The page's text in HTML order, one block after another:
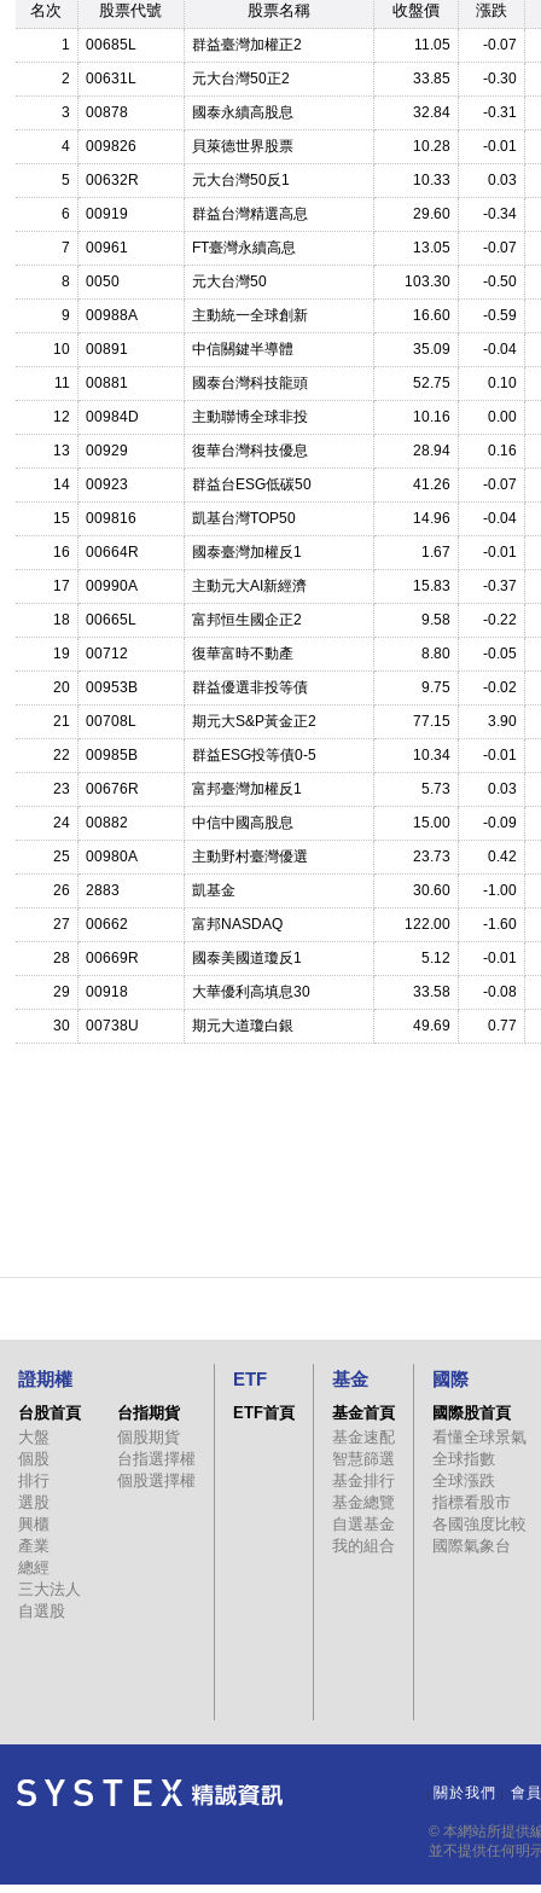
名次
股票代號 股票名稱 收盤價 漲跌
1 00685L 群益臺灣加權正2 11.05
-0.07
2
00631L 元大台灣50正2 33.85
-0.30
3
00878 國泰永續高股息 32.84
-0.31
4
009826 貝萊德世界股票 10.28
-0.01
5
00632R 元大台灣50反1 10.33
0.03
6
00919 群益台灣精選高息 29.60
-0.34
7
00961 FT臺灣永續高息 13.05
-0.07
8
0050 元大台灣50 103.30
-0.50
9
00988A 主動統一全球創新 16.60
-0.59
10
00891 中信關鍵半導體 35.09
-0.04
11
00881 國泰台灣科技龍頭 52.75
0.10
12
00984D 主動聯博全球非投 10.16
0.00
13
00929 復華台灣科技優息 28.94
0.16
14
00923 群益台ESG低碳50 41.26
-0.07
15
009816 凱基台灣TOP50 14.96
-0.04
16
00664R 國泰臺灣加權反1 1.67
-0.01
17
00990A 主動元大AI新經濟 15.83
-0.37
18
00665L 富邦恒生國企正2 9.58
-0.22
19
00712 復華富時不動產 8.80
-0.05
20
00953B 群益優選非投等債 9.75
-0.02
21
00708L 期元大S&P黃金正2 77.15
3.90
22
00985B 群益ESG投等債0-5 10.34
-0.01
23
00676R 富邦臺灣加權反1 5.73
0.03
24
00882 中信中國高股息 15.00
-0.09
25
00980A 主動野村臺灣優選 23.73
0.42
26
2883 凱基金 30.60
-1.00
27
00662 富邦NASDAQ 122.00
-1.60
28
00669R 國泰美國道瓊反1 5.12
-0.01
29
00918 大華優利高填息30 33.58
-0.08
30
00738U 期元大道瓊白銀 49.69 0.77
證期權
台股首頁
大盤
個股
排行
選股
興櫃
產業
總經
三大法人
自選股
台指期貨
個股期貨
台指選擇權
個股選擇權
ETF
ETF首頁
基金
基金首頁
基金速配
智慧篩選
基金排行
基金總覽
自選基金
我的組合
國際
國際股首頁
看懂全球景氣
全球指數
全球漲跌
指標看股市
各國強度比較
國際氣象台
關於我們 會
© 本網站所提供
並不提供任何明